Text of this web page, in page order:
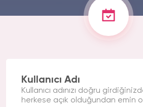
Kullanıcı Adı
Kullanıcı adınızı doğru
herkese açık olduğundan emin